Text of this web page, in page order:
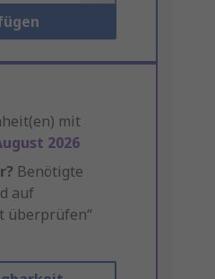
mit
2026
Benötigte
auf
überprüfen“